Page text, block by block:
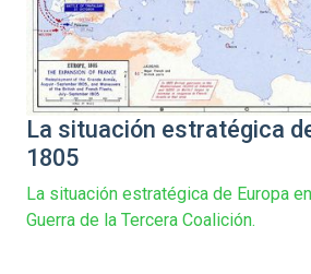
La situación estratégica
1805
La situación estratégica de Europa
Guerra de la Tercera Coalición.